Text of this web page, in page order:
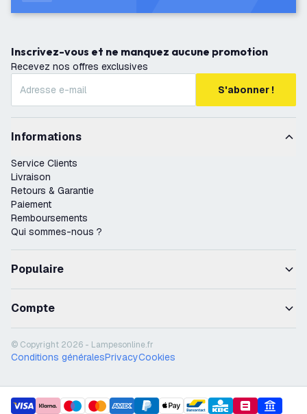
Inscrivez-vous et ne manquez aucune promotion
Recevez nos offres exclusives
S'abonner !
Informations
Service Clients
Livraison
Retours & Garantie
Paiement
Remboursements
Qui sommes-nous ?
Populaire
Compte
© Copyright 2026 - Lampesonline.fr
Conditions généralesPrivacyCookies